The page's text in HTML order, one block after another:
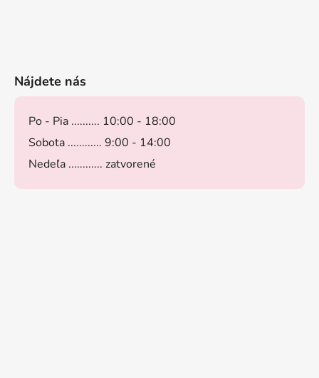
Nájdete nás
Po - Pia .......... 10:00 - 18:00
Sobota ............ 9:00 - 14:00
Nedeľa ............ zatvorené